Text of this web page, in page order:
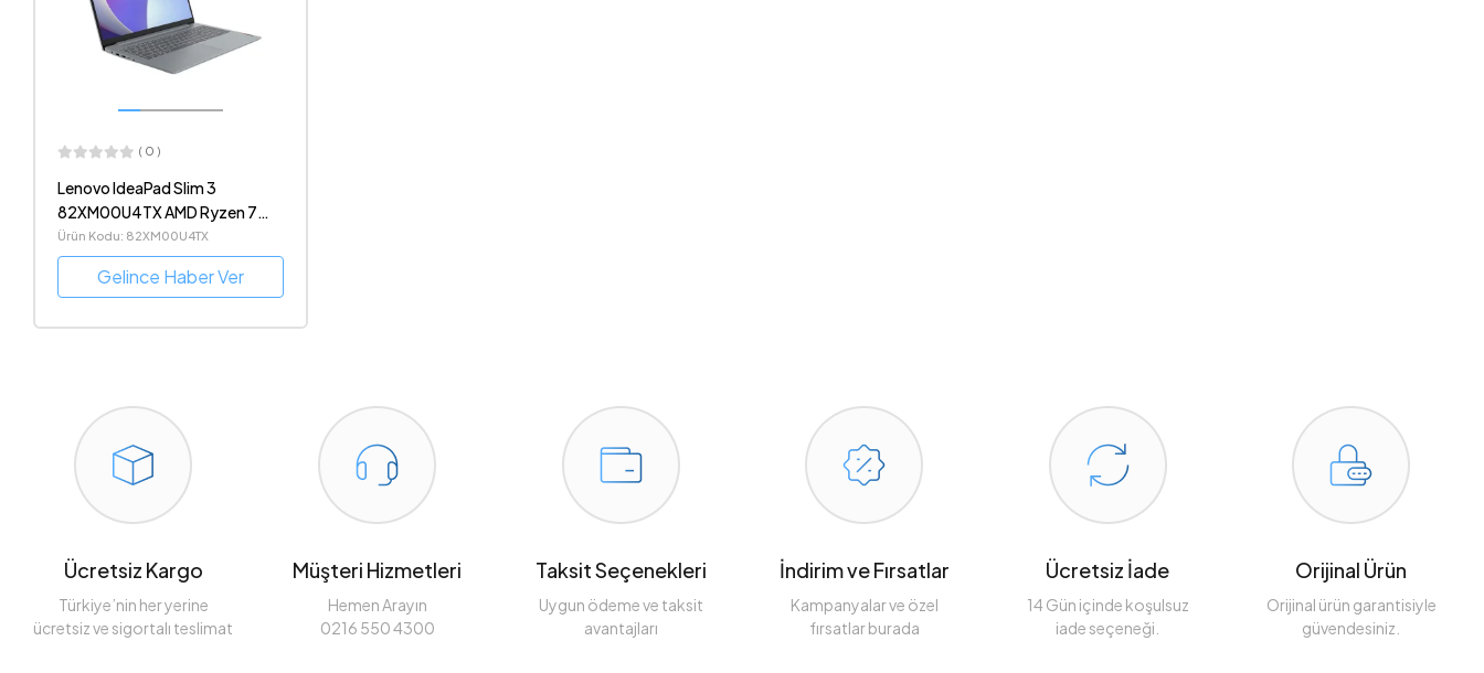
( 0 )
Lenovo IdeaPad Slim 3
82XM00U4TX AMD Ryzen 7
5825U 16GB DDR4 512GB SSD
15.6" 1080p FreeDOS
Notebook
Ürün Kodu: 82XM00U4TX
Gelince Haber Ver
Ücretsiz Kargo
Türkiye’nin her yerine
ücretsiz ve sigortalı teslimat
Müşteri Hizmetleri
Hemen Arayın
0216 550 4300
Taksit Seçenekleri
Uygun ödeme ve taksit
avantajları
İndirim ve Fırsatlar
Kampanyalar ve özel
fırsatlar burada
Ücretsiz İade
14 Gün içinde koşulsuz
iade seçeneği.
Orijinal Ürün
Orijinal ürün garantisiyle
güvendesiniz.